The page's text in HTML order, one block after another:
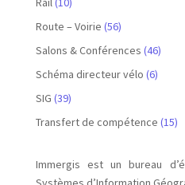
Route – Voirie (56)
Salons & Conférences (46)
Schéma directeur vélo (6)
SIG (39)
Transfert de compétence (15)
Immergis est un bureau